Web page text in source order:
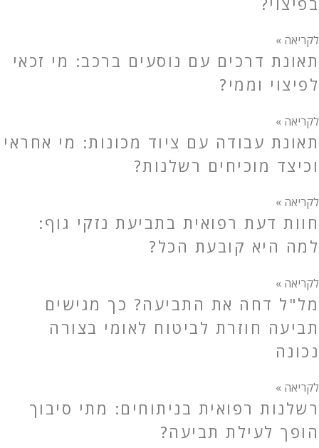
לקריאה »
תאונת דרכים עם נוסעים ברכב: מי זכאי
לפיצוי וממי?
לקריאה »
תאונת עבודה עם ציוד מכונות: מי אחראי
וכיצד מוכיחים רשלנות?
לקריאה »
חוות דעת רפואית בתביעת נזקי גוף:
למה היא קובעת הכל?
לקריאה »
מל"ל דחה את התביעה? כך מגישים
תביעה חוזרת לביטוח לאומי בצורה
נכונה
לקריאה »
רשלנות רפואית בניתוחים: מתי סיבוך
הופך לעילת תביעה?